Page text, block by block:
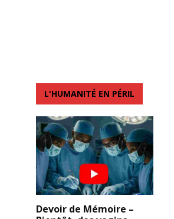
L'HUMANITÉ EN PÉRIL
Devoir de Mémoire –